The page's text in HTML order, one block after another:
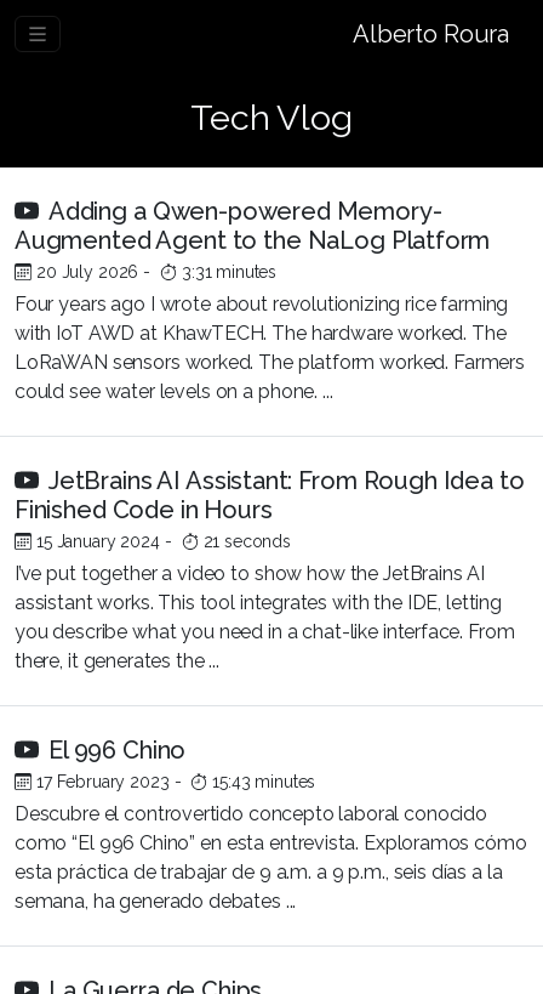
Alberto Roura
Tech Vlog
Adding a Qwen-powered Memory-
Augmented Agent to the NaLog Platform
20 July 2026 - 3:31 minutes
Four years ago I wrote about revolutionizing rice farming
with IoT AWD at KhawTECH. The hardware worked. The
LoRaWAN sensors worked. The platform worked. Farmers
could see water levels on a phone. ...
JetBrains AI Assistant: From Rough Idea to
Finished Code in Hours
15 January 2024 - 21 seconds
I’ve put together a video to show how the JetBrains AI
assistant works. This tool integrates with the IDE, letting
you describe what you need in a chat-like interface. From
there, it generates the ...
El 996 Chino
17 February 2023 - 15:43 minutes
Descubre el controvertido concepto laboral conocido
como “El 996 Chino” en esta entrevista. Exploramos cómo
esta práctica de trabajar de 9 a.m. a 9 p.m., seis días a la
semana, ha generado debates ...